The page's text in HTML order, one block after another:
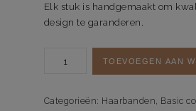
Elk stuk is handgemaakt om
design te garanderen.
aantal
TOEVOEGEN AAN
Categorieën: Haarbanden, Basic